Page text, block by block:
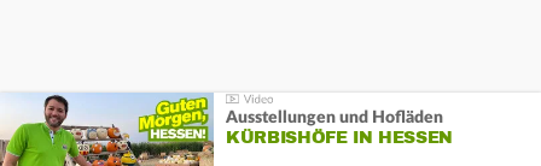
Ausstellungen und Hofläden
KÜRBISHÖFE IN HESSEN